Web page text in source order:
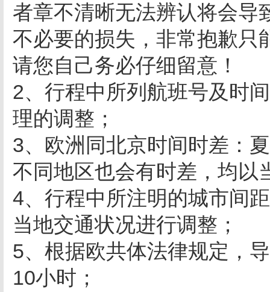
者章不清晰无法辨认将会导
不必要的损失，非常抱歉只
请您自己务必仔细留意！
2、行程中所列航班号及时
理的调整；
3、欧洲同北京时间时差：
不同地区也会有时差，均以
4、行程中所注明的城市间
当地交通状况进行调整；
5、根据欧共体法律规定，
10小时；